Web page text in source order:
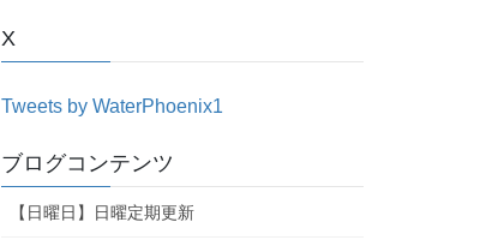
X
Tweets by WaterPhoenix1
ブログコンテンツ
【日曜日】日曜定期更新